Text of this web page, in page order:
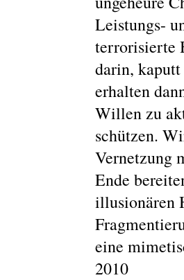
Leistungs-
terrorisierte
darin,
erhalten
Willen zu
schützen.
Vernetzung
Ende
illusionären
eine
2010